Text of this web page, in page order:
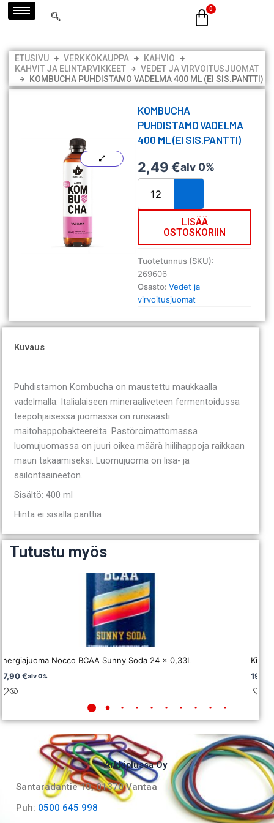
Siirry
sisältöön
ETUSIVU VERKKOKAUPPA
KAHVIO
KAHVIT JA ELINTARVIKKEET
VEDET JA VIRVOITUSJUOMAT
KOMBUCHA PUHDISTAMO VADELMA 400 ML (EI SIS.PANTTI)
KOMBUCHA
PUHDISTAMO VADELMA
400 ML (EI SIS.PANTTI)
2,49€alv 0%
Kombucha
Puhdistamo
vadelma
(ei
sis.pantti)
määrä
LISÄÄ
OSTOSKORIIN
Tuotetunnus (SKU):
269606
Osasto:Vedet ja
virvoitusjuomat
Kuvaus
Puhdistamon Kombucha on maustettu maukkaalla
vadelmalla. Italialaiseen mineraaliveteen fermentoidussa
teepohjaisessa juomassa on runsaasti
maitohappobakteereita. Pastöroimattomassa
luomujuomassa on juuri oikea määrä hiilihappoja raikkaan
maun takaamiseksi. Luomujuoma on lisä- ja
säilöntäaineeton.
Sisältö: 400 ml
Hinta ei sisällä panttia
Tutustu myös
Nocco BCAA Sunny Soda 24 x 0,33L
€alv 0%
19,50
Arkkiplussa Oy
Santaradantie 10, 01370 Vantaa​
Puh: 0500 645 998